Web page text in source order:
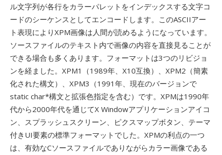
ル文字列が各行をカラーパレットをインデックスする文字コ
ードのシーケンスとしてエンコードします。このASCIIアー
ト表現によりXPM画像は人間が読めるようになっています。
ソースファイルのテキスト内で画像の内容を直接見ることが
できる場合も多くあります。フォーマットは3つのリビジョ
ンを経ました。XPM1（1989年、X10互換）、XPM2（簡素
化された構文）、XPM3（1991年、現在のバージョンで
static char*構文と拡張色指定を含む）です。XPMは1990年
代から2000年代を通じてX Windowアプリケーションアイコ
ン、スプラッシュスクリーン、ピクスマップボタン、テーマ
付きUI要素の標準フォーマットでした。XPMの利点の一つ
は、有効なCソースファイルでありながらカラー画像である